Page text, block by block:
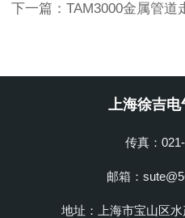
下一篇： TAM3000金属管道
上海徐吉电
传真：
邮箱：
地址：上海市宝山区